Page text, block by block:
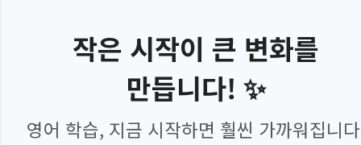
작은 시작이 큰 변화를
만듭니다! ✨
영어 학습, 지금 시작하면 훨씬 가까워집니